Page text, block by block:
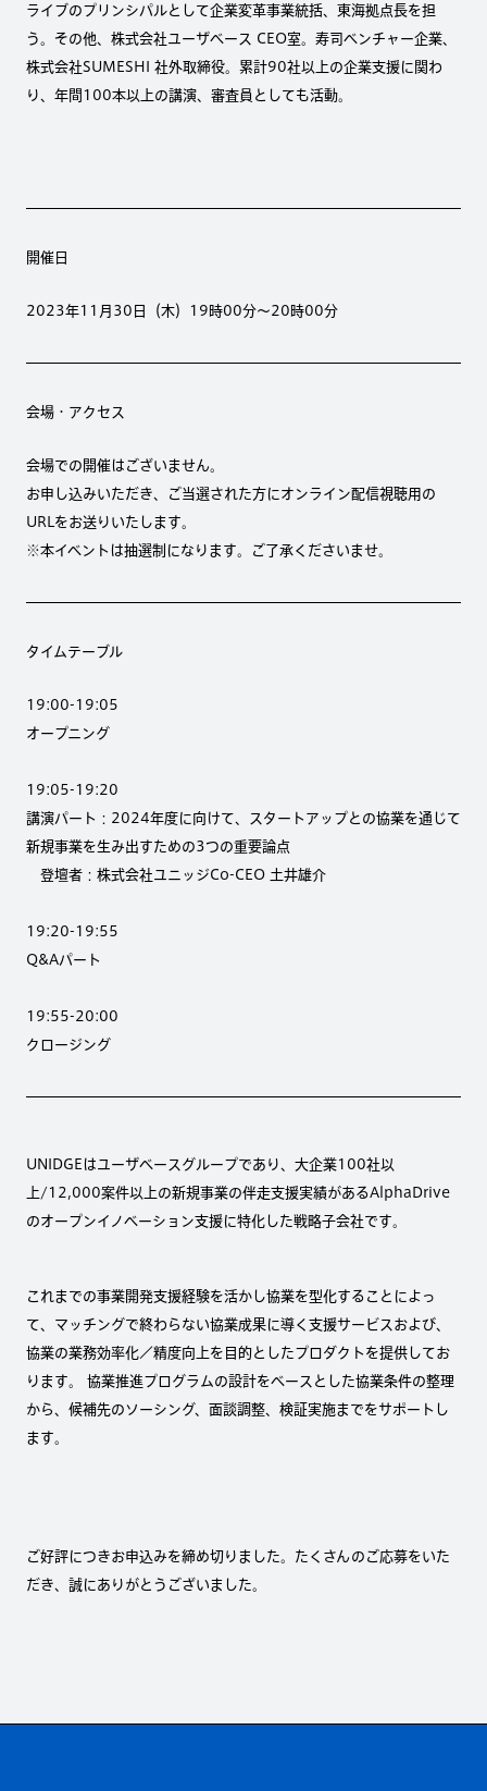
ライブのプリンシパルとして企業変革事業統括、東海拠点長を担
う。その他、株式会社ユーザベース CEO室。寿司ベンチャー企業、
株式会社SUMESHI 社外取締役。累計90社以上の企業支援に関わ
り、年間100本以上の講演、審査員としても活動。
開催日
2023年11月30日（木）19時00分～20時00分
会場・アクセス
会場での開催はございません。
お申し込みいただき、ご当選された方にオンライン配信視聴用の
URLをお送りいたします。
※本イベントは抽選制になります。ご了承くださいませ。
タイムテーブル
19:00-19:05
オープニング
19:05-19:20
講演パート：2024年度に向けて、スタートアップとの協業を通じて
新規事業を生み出すための3つの重要論点
登壇者：株式会社ユニッジCo-CEO 土井雄介
19:20-19:55
Q&Aパート
19:55-20:00
クロージング
UNIDGEはユーザベースグループであり、大企業100社以
上/12,000案件以上の新規事業の伴走支援実績があるAlphaDrive
のオープンイノベーション支援に特化した戦略子会社です。
これまでの事業開発支援経験を活かし協業を型化することによっ
て、マッチングで終わらない協業成果に導く支援サービスおよび、
協業の業務効率化／精度向上を目的としたプロダクトを提供してお
ります。 協業推進プログラムの設計をベースとした協業条件の整理
から、候補先のソーシング、面談調整、検証実施までをサポートし
ます。
ご好評につきお申込みを締め切りました。たくさんのご応募をいた
だき、誠にありがとうございました。